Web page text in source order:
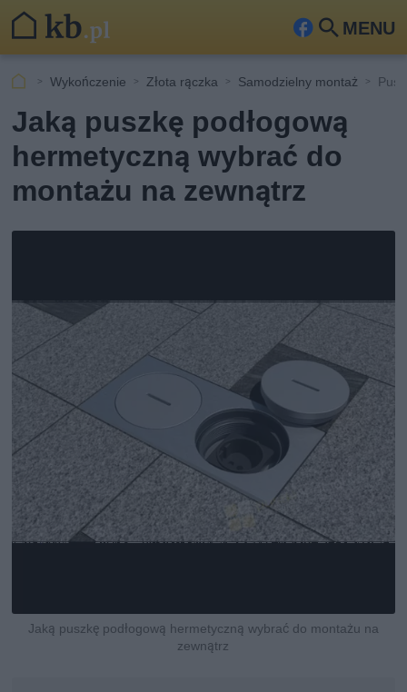
MENU
Fa
ook
Szu
Wykończenie Złota rączka Samodzielny montaż
Jaką puszkę podłogową
hermetyczną wybrać do
montażu na zewnątrz
Jaką puszkę podłogową hermetyczną wybrać do montażu na
zewnątrz